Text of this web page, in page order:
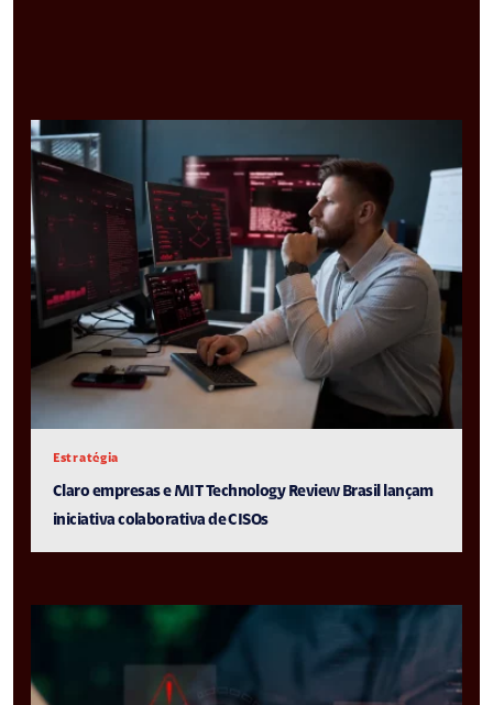
Estratégia
Claro empresas e MIT Technology Review Brasil lançam
iniciativa colaborativa de CISOs